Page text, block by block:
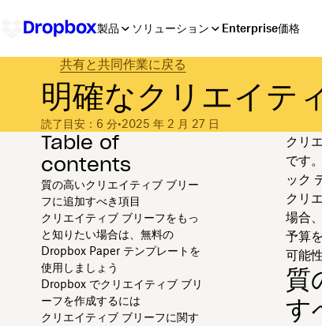
製品 ソリューション Enterprise価格
共有と共同作業に戻る
明確なクリエイテ
読了目安：6 分•2025 年 2 月 27 日
Table of
contents
質の高いクリエイティブ ブリー
フに追加すべき項目
クリエイティブ ブリーフをもっ
と知りたい場合は、無料の
Dropbox Paper テンプレートを
使用しましょう
Dropbox でクリエイティブ ブリ
ーフを作成するには
クリエイティブ ブリーフに関す
クリ
です
ック
クリ
場合
予算
可能
質
す